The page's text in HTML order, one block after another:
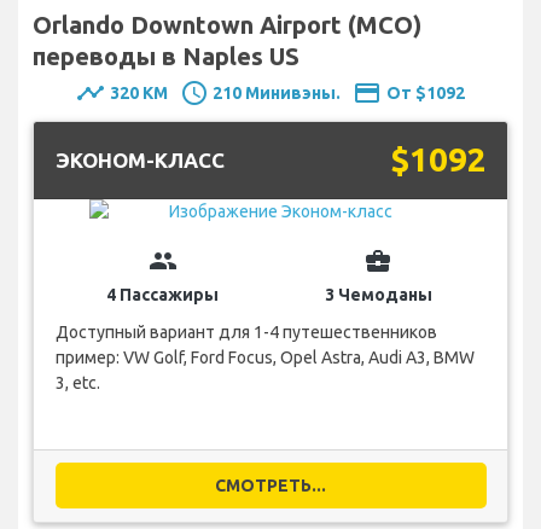
Orlando Downtown Airport (MCO)
переводы в Naples US
timeline 320 KM schedule 210 Минивэны. payment От $1092
ЭКОНОМ-КЛАСС $1092
group
4 Пассажиры
business_center
3 Чемоданы
Доступный вариант для 1-4 путешественников
пример: VW Golf, Ford Focus, Opel Astra, Audi A3, BMW
3, etc.
СМОТРЕТЬ...